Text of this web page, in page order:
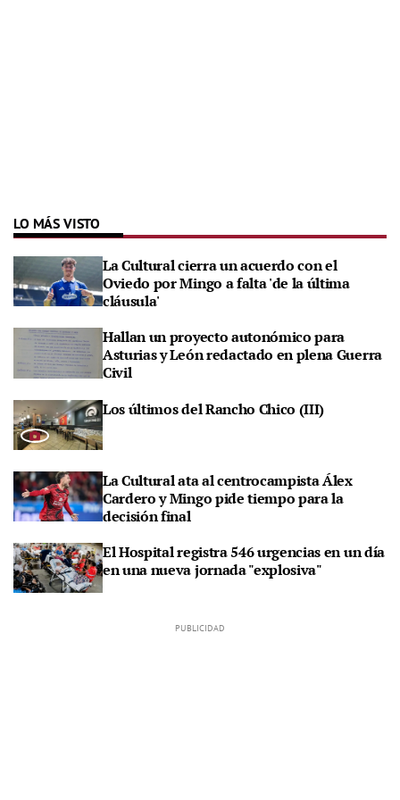
LO MÁS VISTO
La Cultural cierra un acuerdo con el
Oviedo por Mingo a falta 'de la última
cláusula'
Hallan un proyecto autonómico para
Asturias y León redactado en plena Guerra
Civil
Los últimos del Rancho Chico (III)
La Cultural ata al centrocampista Álex
Cardero y Mingo pide tiempo para la
decisión final
El Hospital registra 546 urgencias en un día
en una nueva jornada "explosiva"